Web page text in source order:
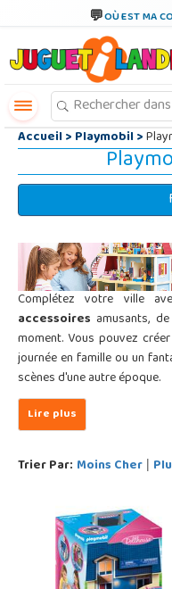
OÙ EST MA
Accueil>Playmobil>
Complétez votre ville
accessoires amusants,
moment. Vous pouvez
journée en famille ou un
scènes d'une autre époque.
Trier Par: Moins Cher |